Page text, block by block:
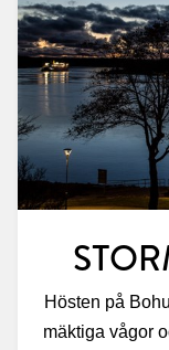
Hösten på
mäktiga vågor